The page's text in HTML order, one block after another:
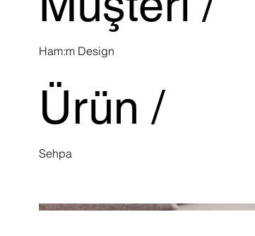
Ham:m Design
Ürün /
Sehpa